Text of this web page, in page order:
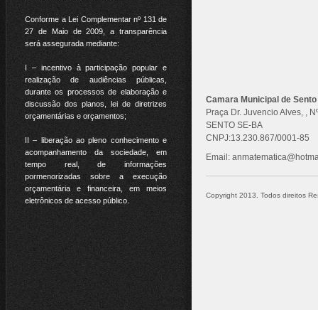
Conforme a Lei Complementar nº 131 de
27 de Maio de 2009, a transparência
será assegurada mediante:
I – incentivo à participação popular e
realização de audiências públicas,
durante os processos de elaboração e
discussão dos planos, lei de diretrizes
orçamentárias e orçamentos;
II – liberação ao pleno conhecimento e
acompanhamento da sociedade, em
tempo real, de informações
pormenorizadas sobre a execução
orçamentária e financeira, em meios
eletrônicos de acesso público.
Camara Municipal de Sento
Praça Dr. Juvencio Alves, ,
SENTO SE-BA
CNPJ:13.230.867/0001-85
Email:
Copyright 2013. Todos direitos